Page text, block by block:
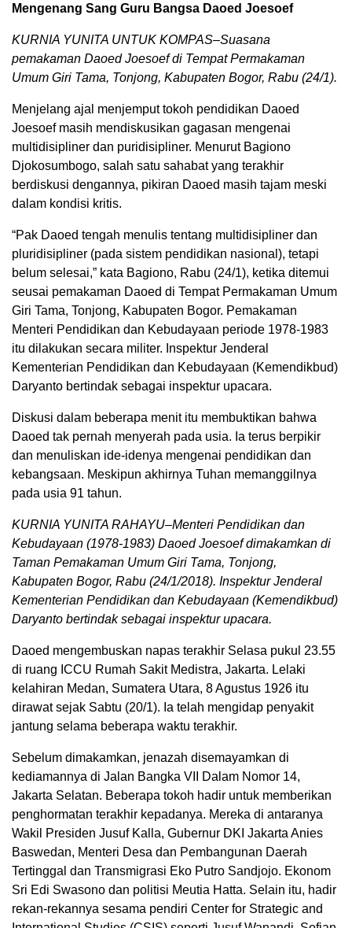
Mengenang Sang Guru Bangsa Daoed Joesoef
KURNIA YUNITA UNTUK KOMPAS–Suasana
pemakaman Daoed Joesoef di Tempat Permakaman
Umum Giri Tama, Tonjong, Kabupaten Bogor, Rabu (24/1).
Menjelang ajal menjemput tokoh pendidikan Daoed
Joesoef masih mendiskusikan gagasan mengenai
multidisipliner dan puridisipliner. Menurut Bagiono
Djokosumbogo, salah satu sahabat yang terakhir
berdiskusi dengannya, pikiran Daoed masih tajam meski
dalam kondisi kritis.
“Pak Daoed tengah menulis tentang multidisipliner dan
pluridisipliner (pada sistem pendidikan nasional), tetapi
belum selesai,” kata Bagiono, Rabu (24/1), ketika ditemui
seusai pemakaman Daoed di Tempat Permakaman Umum
Giri Tama, Tonjong, Kabupaten Bogor. Pemakaman
Menteri Pendidikan dan Kebudayaan periode 1978-1983
itu dilakukan secara militer. Inspektur Jenderal
Kementerian Pendidikan dan Kebudayaan (Kemendikbud)
Daryanto bertindak sebagai inspektur upacara.
Diskusi dalam beberapa menit itu membuktikan bahwa
Daoed tak pernah menyerah pada usia. Ia terus berpikir
dan menuliskan ide-idenya mengenai pendidikan dan
kebangsaan. Meskipun akhirnya Tuhan memanggilnya
pada usia 91 tahun.
KURNIA YUNITA RAHAYU–Menteri Pendidikan dan
Kebudayaan (1978-1983) Daoed Joesoef dimakamkan di
Taman Pemakaman Umum Giri Tama, Tonjong,
Kabupaten Bogor, Rabu (24/1/2018). Inspektur Jenderal
Kementerian Pendidikan dan Kebudayaan (Kemendikbud)
Daryanto bertindak sebagai inspektur upacara.
Daoed mengembuskan napas terakhir Selasa pukul 23.55
di ruang ICCU Rumah Sakit Medistra, Jakarta. Lelaki
kelahiran Medan, Sumatera Utara, 8 Agustus 1926 itu
dirawat sejak Sabtu (20/1). Ia telah mengidap penyakit
jantung selama beberapa waktu terakhir.
Sebelum dimakamkan, jenazah disemayamkan di
kediamannya di Jalan Bangka VII Dalam Nomor 14,
Jakarta Selatan. Beberapa tokoh hadir untuk memberikan
penghormatan terakhir kepadanya. Mereka di antaranya
Wakil Presiden Jusuf Kalla, Gubernur DKI Jakarta Anies
Baswedan, Menteri Desa dan Pembangunan Daerah
Tertinggal dan Transmigrasi Eko Putro Sandjojo. Ekonom
Sri Edi Swasono dan politisi Meutia Hatta. Selain itu, hadir
rekan-rekannya sesama pendiri Center for Strategic and